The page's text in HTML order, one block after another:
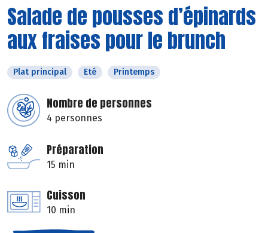
Salade de pousses d’épinards
aux fraises pour le brunch
Plat principal Eté Printemps
Nombre de personnes
4 personnes
Préparation
15 min
Cuisson
10 min